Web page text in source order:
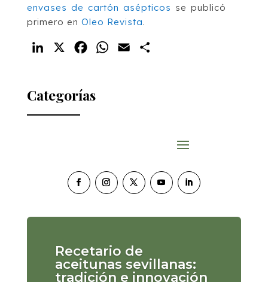
envases de cartón asépticos se publicó
primero en Oleo Revista.
LinkedIn FacebookWhatsApp
Email
Categorías
Recetario de
aceitunas sevillanas:
tradición e innovación